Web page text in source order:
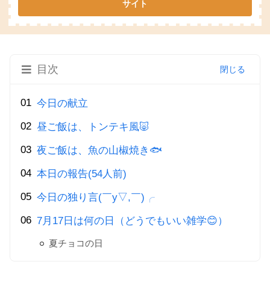
目次
今日の献立
昼ご飯は、トンテキ風🐷
夜ご飯は、魚の山椒焼き🐟
本日の報告(54人前)
今日の独り言(￣y▽,￣)╭
7月17日は何の日（どうでもいい雑学😊）
夏チョコの日